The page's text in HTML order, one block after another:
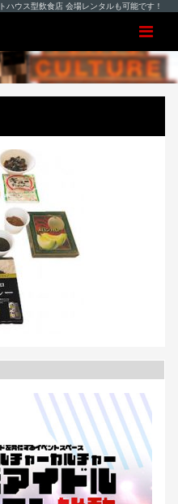
ハウス型飲食店 会場レンタルも可能です！